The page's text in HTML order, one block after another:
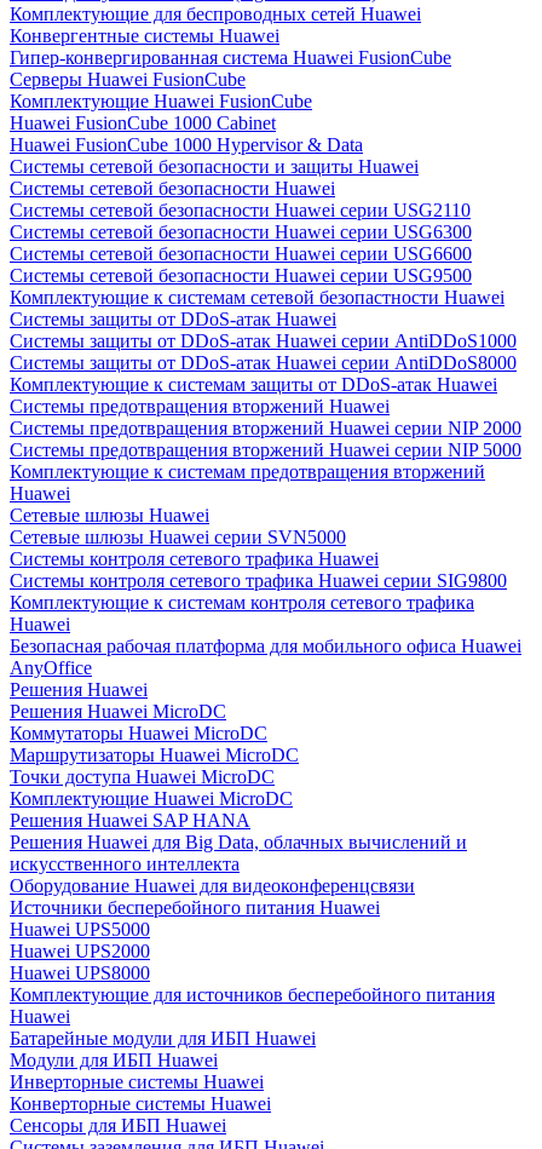
Комплектующие для беспроводных сетей Huawei
Конвергентные системы Huawei
Гипер-конвергированная система Huawei FusionCube
Серверы Huawei FusionCube
Комплектующие Huawei FusionCube
Huawei FusionCube 1000 Cabinet
Huawei FusionCube 1000 Hypervisor & Data
Системы сетевой безопасности и защиты Huawei
Системы сетевой безопасности Huawei
Системы сетевой безопасности Huawei серии USG2110
Системы сетевой безопасности Huawei серии USG6300
Системы сетевой безопасности Huawei серии USG6600
Системы сетевой безопасности Huawei серии USG9500
Комплектующие к системам сетевой безопастности Huawei
Системы защиты от DDoS-атак Huawei
Системы защиты от DDoS-атак Huawei серии AntiDDoS1000
Системы защиты от DDoS-атак Huawei серии AntiDDoS8000
Комплектующие к системам защиты от DDoS-атак Huawei
Системы предотвращения вторжений Huawei
Системы предотвращения вторжений Huawei серии NIP 2000
Системы предотвращения вторжений Huawei серии NIP 5000
Комплектующие к системам предотвращения вторжений
Huawei
Сетевые шлюзы Huawei
Сетевые шлюзы Huawei серии SVN5000
Системы контроля сетевого трафика Huawei
Системы контроля сетевого трафика Huawei серии SIG9800
Комплектующие к системам контроля сетевого трафика
Huawei
Безопасная рабочая платформа для мобильного офиса Huawei
AnyOffice
Решения Huawei
Решения Huawei MicroDC
Коммутаторы Huawei MicroDC
Маршрутизаторы Huawei MicroDC
Точки доступа Huawei MicroDC
Комплектующие Huawei MicroDC
Решения Huawei SAP HANA
Решения Huawei для Big Data, облачных вычислений и
искусственного интеллекта
Оборудование Huawei для видеоконференцсвязи
Источники бесперебойного питания Huawei
Huawei UPS5000
Huawei UPS2000
Huawei UPS8000
Комплектующие для источников бесперебойного питания
Huawei
Батарейные модули для ИБП Huawei
Модули для ИБП Huawei
Инверторные системы Huawei
Конверторные системы Huawei
Сенсоры для ИБП Huawei